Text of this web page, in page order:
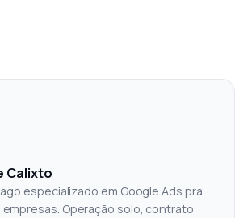
Calixto
especializado em Google Ads pra
Operação solo, contrato